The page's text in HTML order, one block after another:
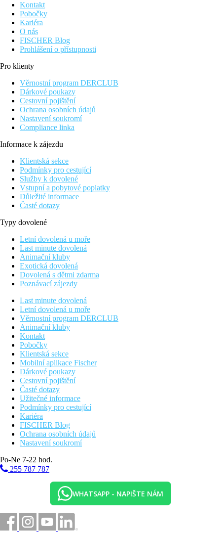
Kontakt
Pobočky
Kariéra
O nás
FISCHER Blog
Prohlášení o přístupnosti
Pro klienty
Věrnostní program DERCLUB
Dárkové poukazy
Cestovní pojištění
Ochrana osobních údajů
Nastavení soukromí
Compliance linka
Informace k zájezdu
Klientská sekce
Podmínky pro cestující
Služby k dovolené
Vstupní a pobytové poplatky
Důležité informace
Časté dotazy
Typy dovolené
Letní dovolená u moře
Last minute dovolená
Animační kluby
Exotická dovolená
Dovolená s dětmi zdarma
Poznávací zájezdy
Last minute dovolená
Letní dovolená u moře
Věrnostní program DERCLUB
Animační kluby
Kontakt
Pobočky
Klientská sekce
Mobilní aplikace Fischer
Dárkové poukazy
Cestovní pojištění
Časté dotazy
Užitečné informace
Podmínky pro cestující
Kariéra
FISCHER Blog
Ochrana osobních údajů
Nastavení soukromí
Po-Ne 7-22 hod.
255 787 787
WHATSAPP - NAPIŠTE NÁM